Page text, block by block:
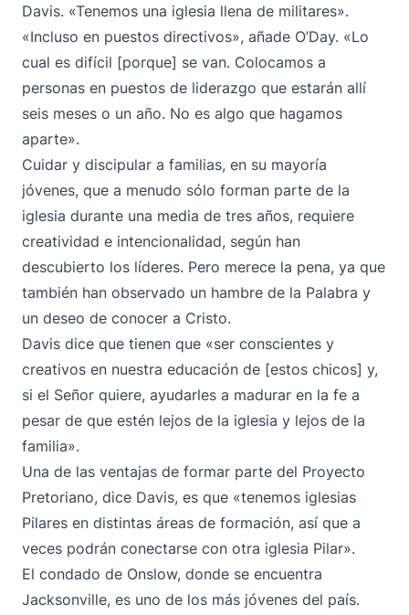
Davis. «Tenemos una iglesia llena de militares».
«Incluso en puestos directivos», añade O’Day. «Lo
cual es difícil [porque] se van. Colocamos a
personas en puestos de liderazgo que estarán allí
seis meses o un año. No es algo que hagamos
aparte».
Cuidar y discipular a familias, en su mayoría
jóvenes, que a menudo sólo forman parte de la
iglesia durante una media de tres años, requiere
creatividad e intencionalidad, según han
descubierto los líderes. Pero merece la pena, ya que
también han observado un hambre de la Palabra y
un deseo de conocer a Cristo.
Davis dice que tienen que «ser conscientes y
creativos en nuestra educación de [estos chicos] y,
si el Señor quiere, ayudarles a madurar en la fe a
pesar de que estén lejos de la iglesia y lejos de la
familia».
Una de las ventajas de formar parte del Proyecto
Pretoriano, dice Davis, es que «tenemos iglesias
Pilares en distintas áreas de formación, así que a
veces podrán conectarse con otra iglesia Pilar».
El condado de Onslow, donde se encuentra
Jacksonville, es uno de los más jóvenes del país.